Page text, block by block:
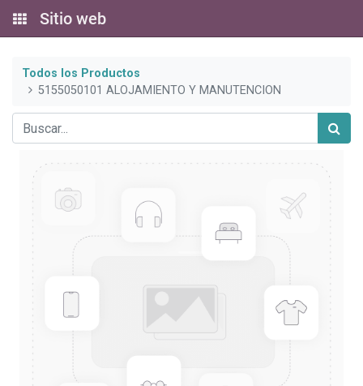
Sitio web
Todos los Productos
5155050101 ALOJAMIENTO Y MANUTENCION